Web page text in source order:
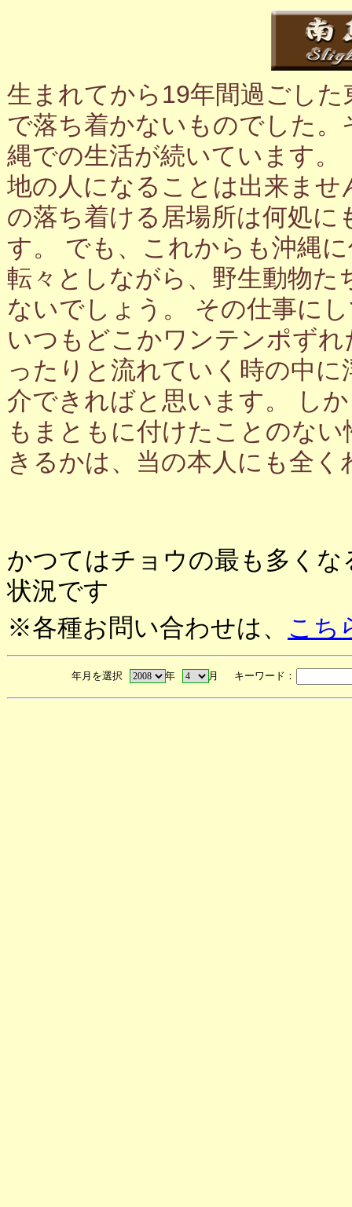
生まれてから19年間過ごし
で落ち着かないものでした
縄での生活が続いています
地の人になることは出来ま
の落ち着ける居場所は何処
す。 でも、これからも沖縄
転々としながら、野生動物
ないでしょう。 その仕事に
いつもどこかワンテンポず
ったりと流れていく時の中
介できればと思います。 し
もまともに付けたことのな
きるかは、当の本人にも全く
かつてはチョウの最も多く
状況です
※各種お問い合わせは、 こち
年月を選択 年 月 キーワード：